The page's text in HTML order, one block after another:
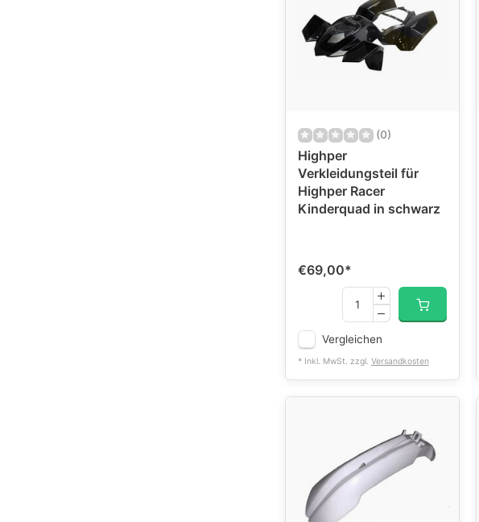
(0)
Highper
Verkleidungsteil für
Highper Racer
Kinderquad in schwarz
€69,00*
Vergleichen
* Inkl. MwSt. zzgl. Versandkosten